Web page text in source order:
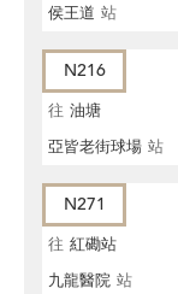
侯王道 站
N216
往 油塘
亞皆老街球場 站
N271
往 紅磡站
九龍醫院 站